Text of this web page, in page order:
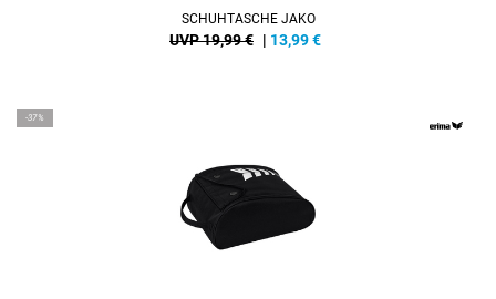
SCHUHTASCHE JAKO
UVP 19,99 € | 13,99€
-37%